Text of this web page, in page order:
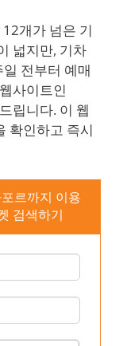
개가 넘은 기
넓지만, 기차
전부터 예매
사이트인
립니다. 이 웹
확인하고 즉시
르까지 이용
검색하기